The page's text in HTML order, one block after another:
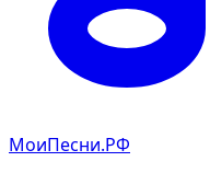
МоиПесни.РФ